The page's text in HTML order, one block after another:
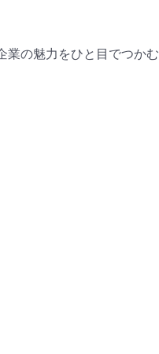
業の魅力をひと目でつかむ